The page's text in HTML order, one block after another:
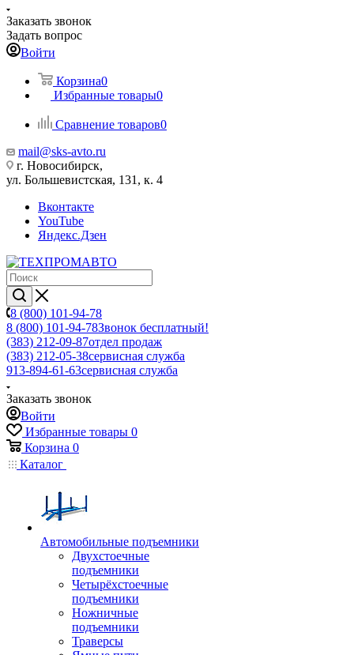
Заказать звонок
Задать вопрос
Войти
Корзина0
Избранные товары0
Сравнение товаров0
mail@sks-avto.ru
г. Новосибирск,
ул. Большевистская, 131, к. 4
Вконтакте
YouTube
Яндекс.Дзен
8 (800) 101-94-78
8 (800) 101-94-78Звонок бесплатный!
(383) 212-09-87отдел продаж
(383) 212-05-38сервисная служба
913-894-61-63сервисная служба
Заказать звонок
Войти
Избранные товары 0
Корзина 0
Каталог
Автомобильные подъемники
Двухстоечные
подъемники
Четырёхстоечные
подъемники
Ножничные
подъемники
Траверсы